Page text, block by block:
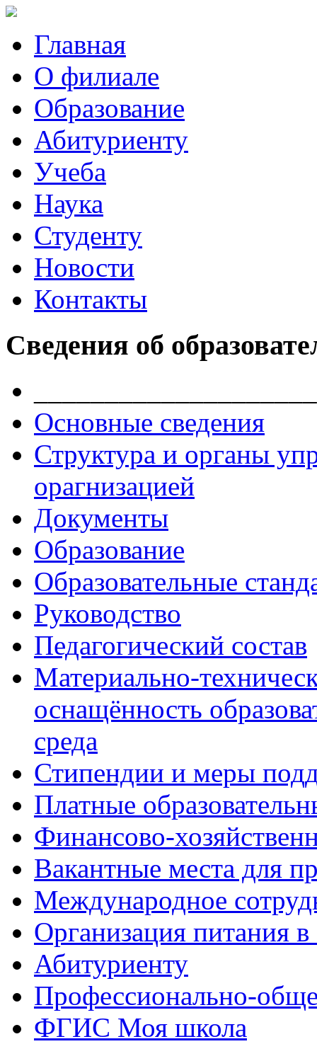
Главная
О филиале
Образование
Абитуриенту
Учеба
Наука
Студенту
Новости
Контакты
Сведения об
Основные сведения
Структура и органы
орагнизацией
Документы
Образование
Образовательные
Руководство
Педагогический состав
Материально-
оснащённость
среда
Стипендии и меры
Платные
Финансово-
Вакантные места для
Международное
Организация питания в
Абитуриенту
Профессионально-
ФГИС Моя школа